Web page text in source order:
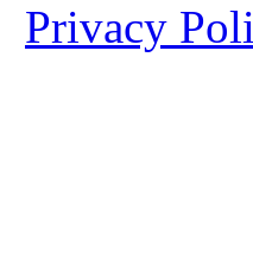
Privacy